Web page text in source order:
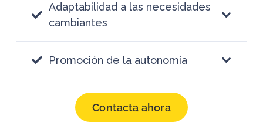
Adaptabilidad a las necesidades
cambiantes
Promoción de la autonomía
Contacta ahora